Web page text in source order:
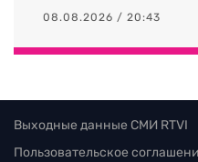
08.08.2026 / 20:43
Выходные данные СМИ RTVI
Пользовательское